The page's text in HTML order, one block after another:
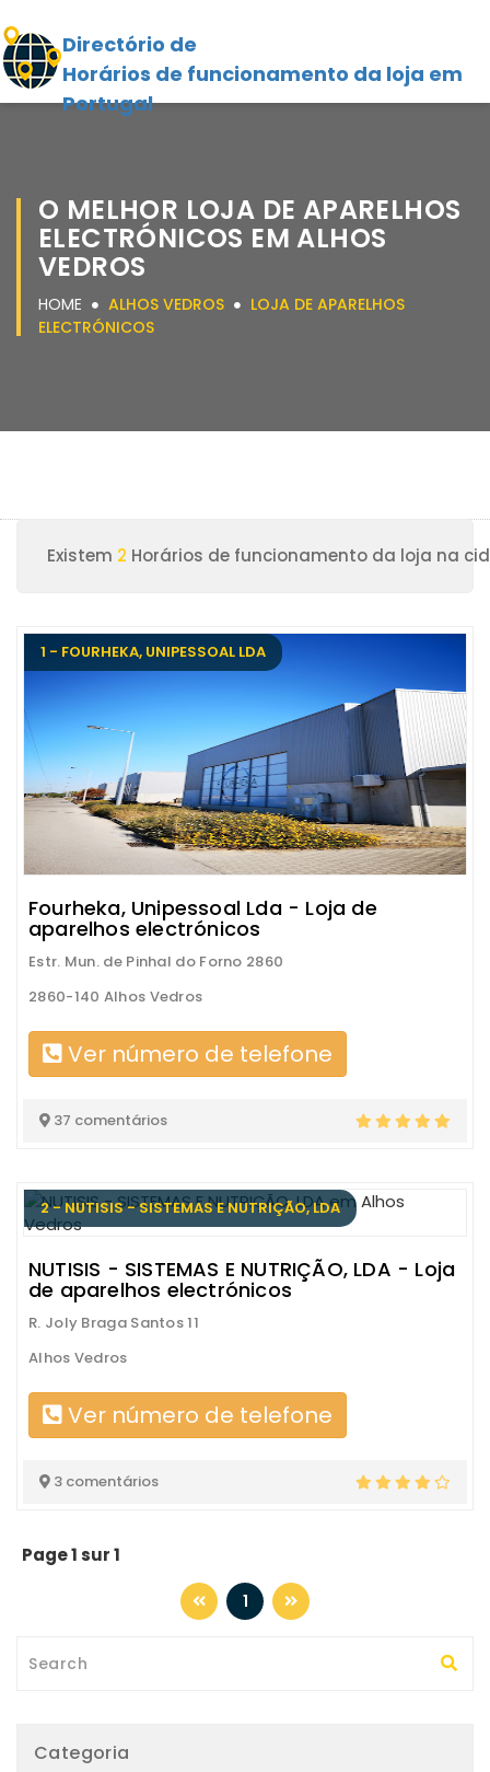
Directório de
Horários de funcionamento da loja em
Portugal
O MELHOR LOJA DE APARELHOS
ELECTRÓNICOS EM ALHOS
VEDROS
HOME ALHOS VEDROS
LOJA DE APARELHOS
ELECTRÓNICOS
Existem 2 Horários de funcionamento da loja na
1 - FOURHEKA, UNIPESSOAL LDA
Fourheka, Unipessoal Lda - Loja de
aparelhos electrónicos
Estr. Mun. de Pinhal do Forno 2860
2860-140 Alhos Vedros
Ver número de telefone
37 comentários
2 - NUTISIS - SISTEMAS E NUTRIÇÃO, LDA
NUTISIS - SISTEMAS E NUTRIÇÃO, LDA - Loja
de aparelhos electrónicos
R. Joly Braga Santos 11
Alhos Vedros
Ver número de telefone
3 comentários
Page 1 sur 1
1
Categoria